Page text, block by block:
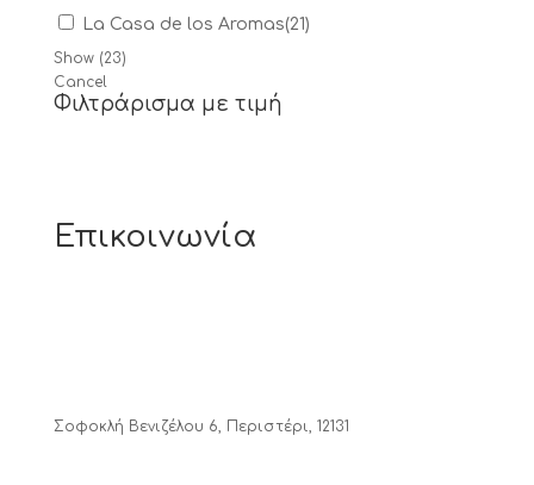
La Casa de los Aromas(21)
Show (23)
Cancel
Φιλτράρισμα με τιμή
Επικοινωνία
Σοφοκλή Βενιζέλου 6, Περιστέρι, 12131